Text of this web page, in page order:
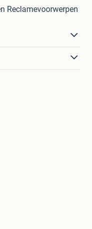
Reclamevoorwerpen